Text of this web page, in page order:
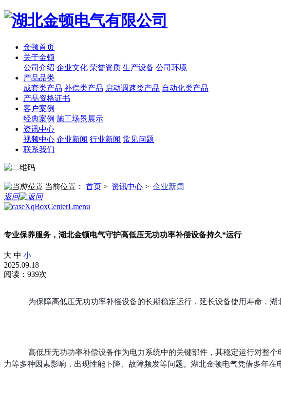
金顿首页
关于金顿
公司介绍 企业文化 荣誉资质 生产设备 公司环境
产品品类
成套类产品 补偿类产品 启动调速类产品 自动化类产品
产品资格证书
客户案例
经典案例 施工场景展示
资讯中心
视频中心 企业新闻 行业新闻 常见问题
联系我们
当前位置： 首页 > 资讯中心 > 企业新闻
返回
专业保养服务，湖北金顿电气守护高低压无功功率补偿设备持久*运行
大 中 小
2025.09.18
阅读：939次
为保障高低压无功功率补偿设备的长期稳定运行，延长设备使用寿命，
高低压无功功率补偿设备作为电力系统中的关键部件，其稳定运行对整
力等多种因素影响，出现性能下降、故障频发等问题。湖北金顿电气凭借多年